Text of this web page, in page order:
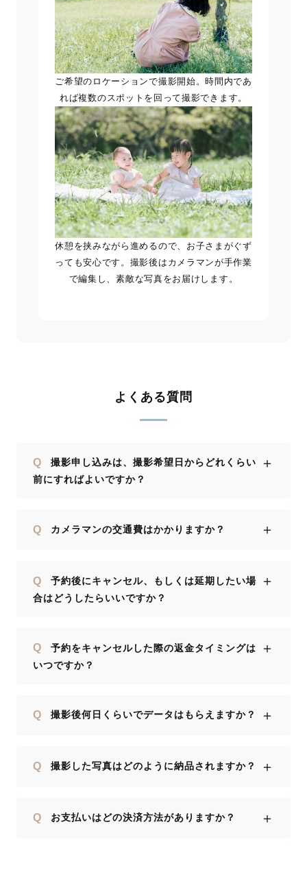
ご希望のロケーションで撮影開始。時間内であ
れば複数のスポットを回って撮影できます。
休憩を挟みながら進めるので、お子さまがぐず
っても安心です。撮影後はカメラマンが手作業
で編集し、素敵な写真をお届けします。
よくある質問
Q
撮影申し込みは、撮影希望日からどれくらい
前にすればよいですか？
＋
Q カメラマンの交通費はかかりますか？ ＋
Q
予約後にキャンセル、もしくは延期したい場
合はどうしたらいいですか？
＋
Q
予約をキャンセルした際の返金タイミングは
いつですか？
＋
Q 撮影後何日くらいでデータはもらえますか？ ＋
Q 撮影した写真はどのように納品されますか？ ＋
Q お支払いはどの決済方法がありますか？ ＋